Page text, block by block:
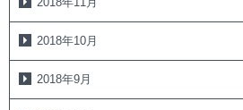
2018年10月
2018年9月